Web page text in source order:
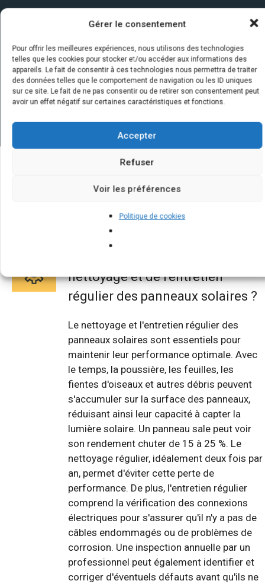
Gérer le consentement
Pour offrir les meilleures expériences, nous utilisons des technologies
telles que les cookies pour stocker et/ou accéder aux informations des
appareils. Le fait de consentir à ces technologies nous permettra de traiter
des données telles que le comportement de navigation ou les ID uniques
sur ce site. Le fait de ne pas consentir ou de retirer son consentement peut
avoir un effet négatif sur certaines caractéristiques et fonctions.
Accepter
Refuser
Voir les préférences
Politique de cookies
Quelques infos sur nos centrales
solaires : questions et réponses
nettoyage et de l'entretien
régulier des panneaux solaires ?
Le nettoyage et l'entretien régulier des
panneaux solaires sont essentiels pour
maintenir leur performance optimale. Avec
le temps, la poussière, les feuilles, les
fientes d'oiseaux et autres débris peuvent
s'accumuler sur la surface des panneaux,
réduisant ainsi leur capacité à capter la
lumière solaire. Un panneau sale peut voir
son rendement chuter de 15 à 25 %. Le
nettoyage régulier, idéalement deux fois par
an, permet d'éviter cette perte de
performance. De plus, l'entretien régulier
comprend la vérification des connexions
électriques pour s'assurer qu'il n'y a pas de
câbles endommagés ou de problèmes de
corrosion. Une inspection annuelle par un
professionnel peut également identifier et
corriger d'éventuels défauts avant qu'ils ne